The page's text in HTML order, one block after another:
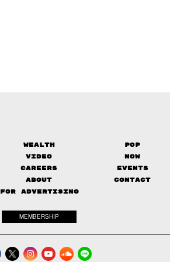
Wealth
Pop
Video
Now
Careers
Events
About
Contact
FOR ADVERTISING
MEMBERSHIP